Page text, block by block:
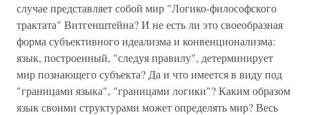
случае представляет собой мир "Логико-философского
трактата" Витгенштейна? И не есть ли это своеобразная
форма субъективного идеализма и конвенционализма:
язык, построенный, "следуя правилу", детерминирует
мир познающего субъекта? Да и что имеется в виду под
"границами языка", "границами логики"? Каким образом
язык своими структурами может определять мир? Весь